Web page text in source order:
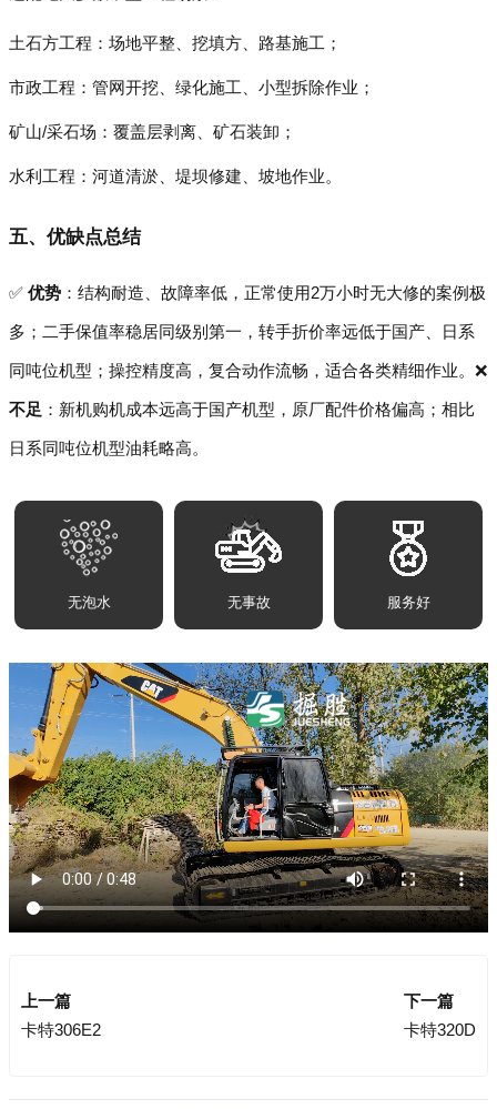
土石方工程：场地平整、挖填方、路基施工；
市政工程：管网开挖、绿化施工、小型拆除作业；
矿山/采石场：覆盖层剥离、矿石装卸；
水利工程：河道清淤、堤坝修建、坡地作业。
五、优缺点总结
✅ 优势 ：结构耐造、故障率低，正常使用2万小时无大修的案例极
多；二手保值率稳居同级别第一，转手折价率远低于国产、日系
同吨位机型；操控精度高，复合动作流畅，适合各类精细作业。❌
不足 ：新机购机成本远高于国产机型，原厂配件价格偏高；相比
日系同吨位机型油耗略高。
无泡水 无事故 服务好
上一篇
卡特306E2
下一篇
卡特320D